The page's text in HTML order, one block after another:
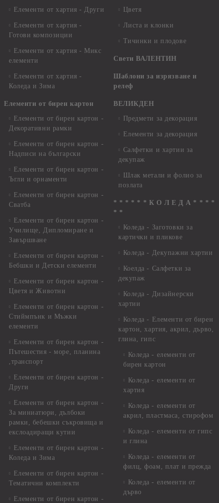
Елементи от хартия - Други
Елементи от хартия -
Готови композиции
Елементи от хартия - Микс
елементи
Елементи от хартия -
Коледа и Зима
Елементи от бирен картон
Елементи от бирен картон -
Декоративни рамки
Елементи от бирен картон -
Надписи на български
Елементи от бирен картон -
Ъгли и орнаменти
Елементи от бирен картон -
Сватба
Елементи от бирен картон -
Училище, Дипломиране и
Завършване
Елементи от бирен картон -
Бебшки и Детски елементи
Елементи от бирен картон -
Цветя и Животни
Елементи от бирен картон -
Стиймпънк и Мъжки
елементи
Елементи от бирен картон -
Пътешестия - море, планина
,транспорт
Елементи от бирен картон -
Други
Елементи от бирен картон -
За миниатюри, дълбоки
рамки, бебешки съкровища и
екслоадиращи кутии
Елементи от бирен картон -
Коледа и Зима
Елементи от бирен картон -
Тематични комплекти
Елементи от бирен картон -
Цветя
Листа и клонки
Тичинки и плодове
Свети ВАЛЕНТИН
Шаблони за изрязване и
релеф
ВЕЛИКДЕН
Предмети за декорация
Елементи за декорация
Салфетки и хартии за
декупаж
Шлак метали и фолио за
позлата
* * * * * * К О Л Е Д А * * * *
* *
Коледа - Заготовки за
картички и пликове
Коледа - Декупажни хартии
Коелда - Салфетки за
декупаж
Коледа - Дизайнерски
хартии
Коледа - Eлементи от бирен
картон, хартия, акрил, дърво,
глина, гипс
Коледа - елементи от
бирен картон
Коледа - елементи от
хартия
Коледа - елементи от
акрил, пластмаса, стирофом
Коледа - елементи от гипс
и глина
Коледа - елементи от
филц, фоам, плат и прежда
Коледа - елементи от
дърво